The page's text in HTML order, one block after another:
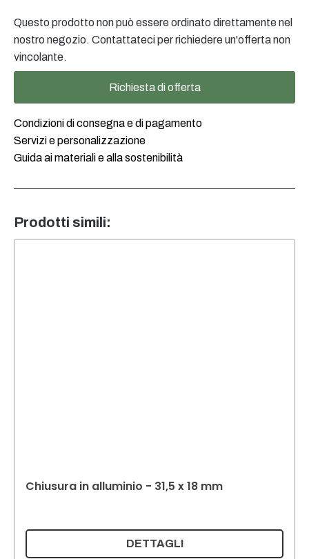
Questo prodotto non può essere ordinato direttamente nel
nostro negozio. Contattateci per richiedere un'offerta non
vincolante.
Richiesta di offerta
Condizioni di consegna e di pagamento
Servizi e personalizzazione
Guida ai materiali e alla sostenibilità
Prodotti simili:
Chiusura in alluminio - 31,5 x 18 mm
DETTAGLI